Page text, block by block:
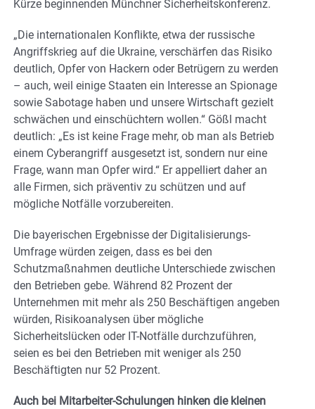
Kürze beginnenden Münchner Sicherheitskonferenz.
„Die internationalen Konflikte, etwa der russische
Angriffskrieg auf die Ukraine, verschärfen das Risiko
deutlich, Opfer von Hackern oder Betrügern zu werden
– auch, weil einige Staaten ein Interesse an Spionage
sowie Sabotage haben und unsere Wirtschaft gezielt
schwächen und einschüchtern wollen.“ Gößl macht
deutlich: „Es ist keine Frage mehr, ob man als Betrieb
einem Cyberangriff ausgesetzt ist, sondern nur eine
Frage, wann man Opfer wird.“ Er appelliert daher an
alle Firmen, sich präventiv zu schützen und auf
mögliche Notfälle vorzubereiten.
Die bayerischen Ergebnisse der Digitalisierungs-
Umfrage würden zeigen, dass es bei den
Schutzmaßnahmen deutliche Unterschiede zwischen
den Betrieben gebe. Während 82 Prozent der
Unternehmen mit mehr als 250 Beschäftigen angeben
würden, Risikoanalysen über mögliche
Sicherheitslücken oder IT-Notfälle durchzuführen,
seien es bei den Betrieben mit weniger als 250
Beschäftigten nur 52 Prozent.
Auch bei Mitarbeiter-Schulungen hinken die kleinen